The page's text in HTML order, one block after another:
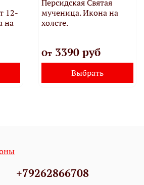
12-
на
Персидская Святая
мученица. Икона на
холсте.
От3390 руб
Выбрать
+79262866708